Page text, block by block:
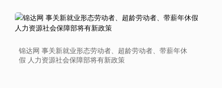
锦达网 事关新就业形态劳动者、超龄劳动者、带薪年休
假 人力资源社会保障部将有新政策